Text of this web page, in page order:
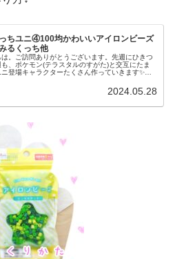
ちユニ④100均かわいいアイロンビーズ
るくっち他
は。ご訪問ありがとうございます。先週にひきつ
、ポケモン(テラスタルのすがた)と交互にたま
ニ登場キャラクターたくさん作っていきます✨✨
2024.05.28